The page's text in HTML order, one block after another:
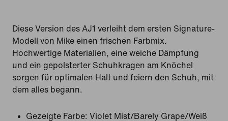
Diese Version des AJ1 verleiht dem ersten Signature-
Modell von Mike einen frischen Farbmix.
Hochwertige Materialien, eine weiche Dämpfung
und ein gepolsterter Schuhkragen am Knöchel
sorgen für optimalen Halt und feiern den Schuh, mit
dem alles begann.
Gezeigte Farbe: Violet Mist/Barely Grape/Weiß